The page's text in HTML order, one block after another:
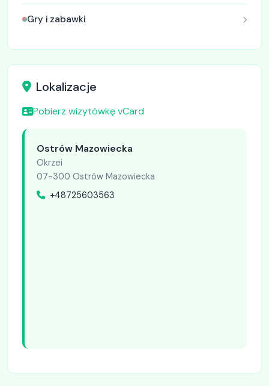
Gry i zabawki
Lokalizacje
Pobierz wizytówkę vCard
Ostrów Mazowiecka
Okrzei
07-300 Ostrów Mazowiecka
+48725603563